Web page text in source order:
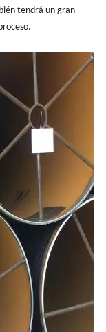
tendrá un gran